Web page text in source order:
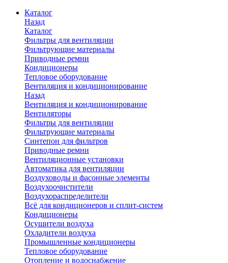
Каталог
Назад
Каталог
Фильтры для вентиляции
Фильтрующие материалы
Приводные ремни
Кондиционеры
Тепловое оборудование
Вентиляция и кондиционирование
Назад
Вентиляция и кондиционирование
Вентиляторы
Фильтры для вентиляции
Фильтрующие материалы
Синтепон для фильтров
Приводные ремни
Вентиляционные установки
Автоматика для вентиляции
Воздуховоды и фасонные элементы
Воздухоочистители
Воздухораспределители
Всё для кондиционеров и сплит-систем
Кондиционеры
Осушители воздуха
Охладители воздуха
Промышленные кондиционеры
Тепловое оборудование
Отопление и водоснабжение